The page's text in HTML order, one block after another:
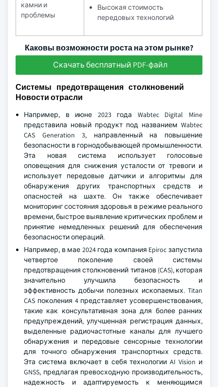
камни и
проблемы
Высокая стоимость
передовых технологий
Каковы возможности роста на этом рынке?
Скачать бесплатный PDF-файл
Системы предотвращения столкновений
Новости отрасли
Например, в июне 2023 года Wabtec Digital Mine
представила новый продукт под названием Wabtec
CAS Generation 3, направленный на повышение
безопасности в горнодобывающей промышленности.
Эта новая система использует голосовые
оповещения для снижения усталости от тревоги и
использует передовые датчики и алгоритмы для
обнаружения других транспортных средств и
опасностей на шахте. Он также обеспечивает
мониторинг состояния здоровья в режиме реального
времени, быстрое выявление критических проблем и
принятие немедленных решений для обеспечения
безопасности операций.
Например, в мае 2024 года компания Epiroc запустила
четвертое поколение своей системы
предотвращения столкновений титанов (CAS), которая
значительно улучшила безопасность и
эффективность добычи полезных ископаемых. Titan
CAS поколения 4 представляет усовершенствования,
такие как консультативная зона для более ранних
предупреждений, улучшенная регистрация данных,
выделенные радиочастотные каналы для лучшего
обнаружения и передовые сенсорные технологии
для точного обнаружения транспортных средств.
Эта система включает в себя технологии AI Vision и
GNSS, предлагая превосходную производительность,
надежность и адаптируемость к меняющимся